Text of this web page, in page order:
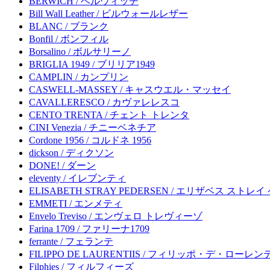
Bill Wall Leather / ビルウォールレザー
BLANC / ブランク
Bonfil / ボンフィル
Borsalino / ボルサリーノ
BRIGLIA 1949 / ブリリア1949
CAMPLIN / カンプリン
CASWELL-MASSEY / キャスウエル・マッセイ
CAVALLERESCO / カヴァレレスコ
CENTO TRENTA / チェント トレンタ
CINI Venezia / チニーベネチア
Cordone 1956 / コルドネ 1956
dickson / ディクソン
DONE! / ダーン
eleventy / イレブンティ
ELISABETH STRAY PEDERSEN / エリザベス ストレイ
EMMETI / エンメティ
Envelo Treviso / エンヴェロ トレヴィーゾ
Farina 1709 / ファリーナ1709
ferrante / フェランテ
FILIPPO DE LAURENTIIS / フィリッポ・デ・ローレン
Filphies / フィルフィーズ